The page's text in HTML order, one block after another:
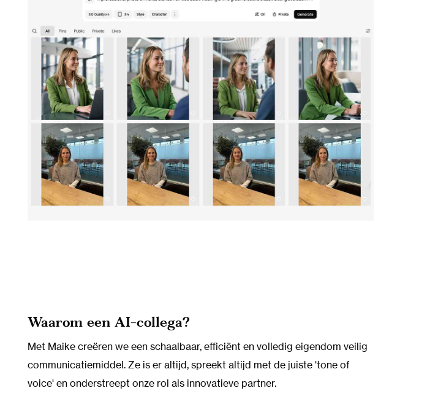
Waarom een AI-collega?
Met Maike creëren we een schaalbaar, efficiënt en volledig eigendom veilig
communicatiemiddel. Ze is er altijd, spreekt altijd met de juiste 'tone of
voice' en onderstreept onze rol als innovatieve partner.